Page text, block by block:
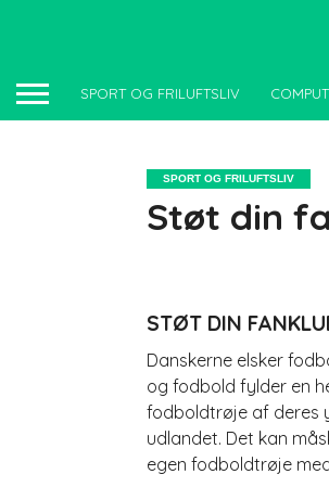
SPORT OG FRILUFTSLIV
SPORT OG FRILUFTSLIV
Støt din
STØT DIN
Danskerne elsker
og fodbold fylder en
fodboldtrøje af deres
udlandet. Det kan
egen fodboldtrøje